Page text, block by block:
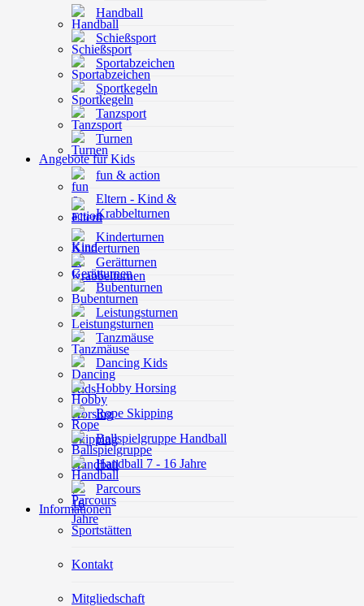
Handball
Schießsport
Sportabzeichen
Sportkegeln
Tanzsport
Turnen
Angebote für Kids
fun & action
Eltern - Kind &
Krabbelturnen
Kinderturnen
Gerätturnen
Bubenturnen
Leistungsturnen
Tanzmäuse
Dancing Kids
Hobby Horsing
Rope Skipping
Ballspielgruppe Handball
Handball 7 - 16 Jahre
Parcours
Informationen
Sportstätten
Kontakt
Mitgliedschaft